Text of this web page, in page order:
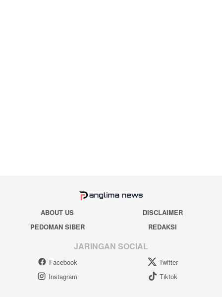
ABOUT US
DISCLAIMER
PEDOMAN SIBER
REDAKSI
JARINGAN SOCIAL
Facebook
Twitter
Instagram
Tiktok